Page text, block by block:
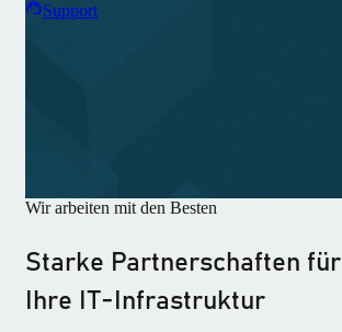
Support
Wir arbeiten mit den Besten
Starke Partnerschaften für
Ihre IT-Infrastruktur